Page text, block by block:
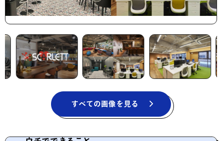
すべての画像を見る